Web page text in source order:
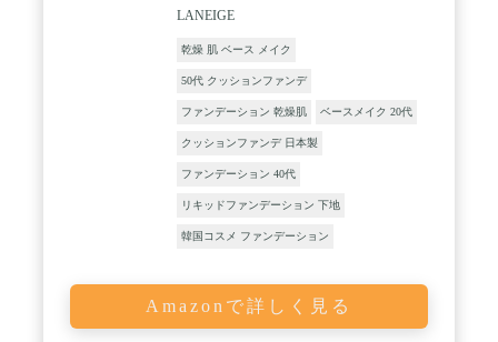
LANEIGE
乾燥 肌 ベース メイク
50代 クッションファンデ
ファンデーション 乾燥肌 ベースメイク 20代
クッションファンデ 日本製
ファンデーション 40代
リキッドファンデーション 下地
韓国コスメ ファンデーション
Amazonで詳しく見る